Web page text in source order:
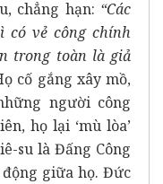
chẳng hạn: “Các
có vẻ công chính
trong toàn là giả
cố gắng xây mồ,
người công
họ lại ‘mù lòa’
su là Đấng Công
giữa họ. Đức